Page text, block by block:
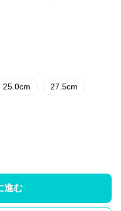
25.0cm 27.5cm
進む